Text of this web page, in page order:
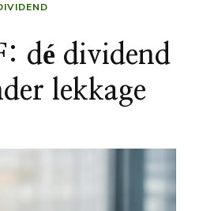
dé dividend
lekkage